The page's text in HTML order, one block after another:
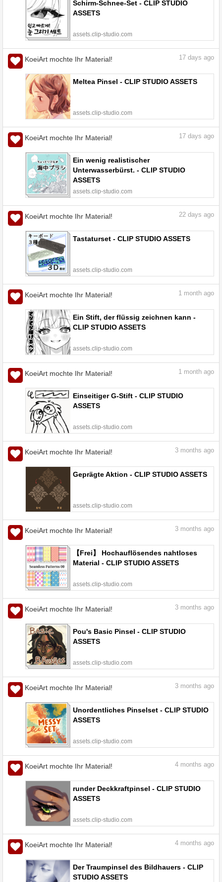
Schirm-Schnee-Set - CLIP STUDIO
ASSETS
assets.clip-studio.com
KoeiArt mochte Ihr Material! 17 days ago
Meltea Pinsel - CLIP STUDIO ASSETS
assets.clip-studio.com
KoeiArt mochte Ihr Material! 17 days ago
Ein wenig realistischer
Unterwasserbürst. - CLIP STUDIO
ASSETS
assets.clip-studio.com
KoeiArt mochte Ihr Material! 22 days ago
Tastaturset - CLIP STUDIO ASSETS
assets.clip-studio.com
KoeiArt mochte Ihr Material! 1 month ago
Ein Stift, der flüssig zeichnen kann -
CLIP STUDIO ASSETS
assets.clip-studio.com
KoeiArt mochte Ihr Material! 1 month ago
Einseitiger G-Stift - CLIP STUDIO
ASSETS
assets.clip-studio.com
KoeiArt mochte Ihr Material! 3 months ago
Geprägte Aktion - CLIP STUDIO ASSETS
assets.clip-studio.com
KoeiArt mochte Ihr Material! 3 months ago
【Frei】 Hochauflösendes nahtloses
Material - CLIP STUDIO ASSETS
assets.clip-studio.com
KoeiArt mochte Ihr Material! 3 months ago
Pou's Basic Pinsel - CLIP STUDIO
ASSETS
assets.clip-studio.com
KoeiArt mochte Ihr Material! 3 months ago
Unordentliches Pinselset - CLIP STUDIO
ASSETS
assets.clip-studio.com
KoeiArt mochte Ihr Material! 4 months ago
runder Deckkraftpinsel - CLIP STUDIO
ASSETS
assets.clip-studio.com
KoeiArt mochte Ihr Material! 4 months ago
Der Traumpinsel des Bildhauers - CLIP
STUDIO ASSETS